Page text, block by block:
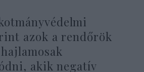
azok a rendőrök
akik negatív